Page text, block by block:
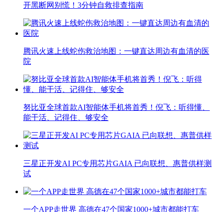
开黑断网别慌！3分钟自救排查指南
腾讯火速上线蛇伤救治地图：一键直达周边有血清的医
院
努比亚全球首款AI智能体手机将首秀！倪飞：听得懂、
能干活、记得住、够安全
三星正开发AI PC专用芯片GAIA 已向联想、惠普供样测
试
一个APP走世界 高德在47个国家1000+城市都能打车